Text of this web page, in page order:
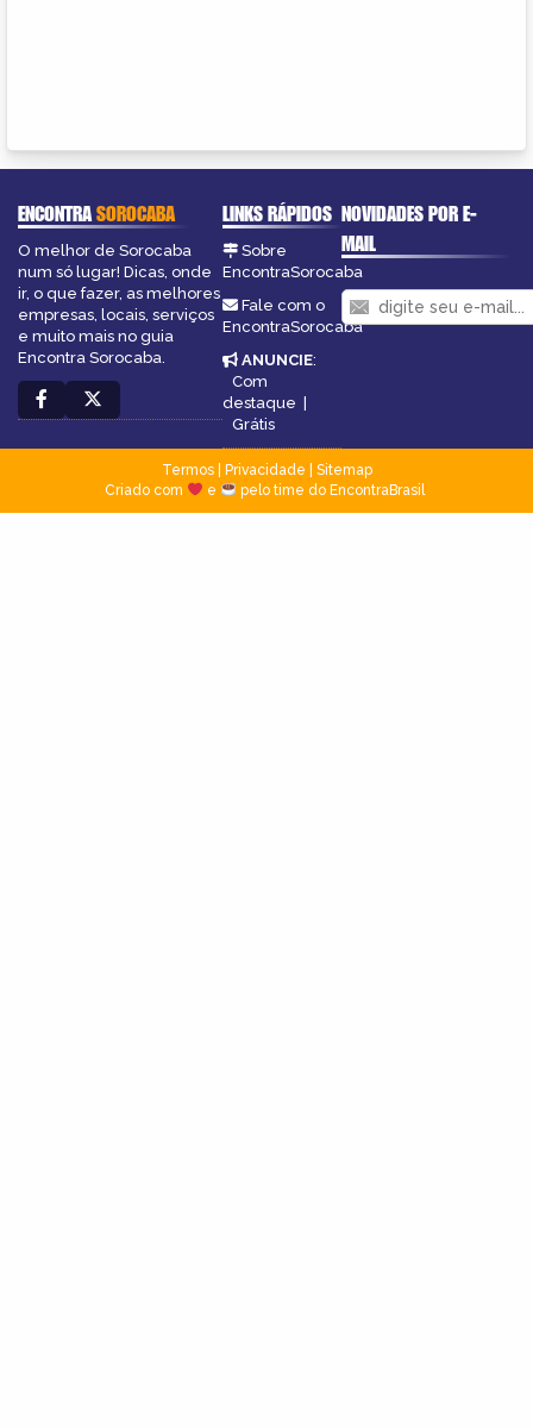
ENCONTRASOROCABA
O melhor de Sorocaba
num só lugar! Dicas, onde
ir, o que fazer, as melhores
empresas, locais, serviços
e muito mais no guia
Encontra Sorocaba.
LINKS RÁPIDOS
Sobre
EncontraSorocaba
Fale com o
EncontraSorocaba
ANUNCIE:
Com
destaque
Grátis
NOVIDADES POR E-
MAIL
Termos| Privacidade
Sitemap
Criado com
e pelo time do EncontraBrasil